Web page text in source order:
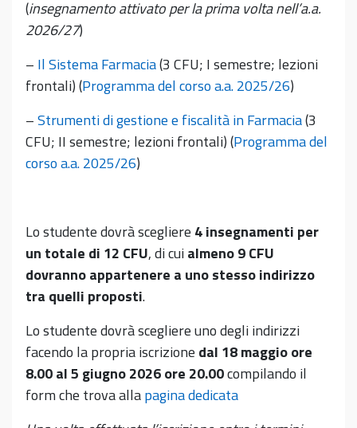
(insegnamento attivato per la prima volta nell’a.a.
2026/27)
– Il Sistema Farmacia(3 CFU; I semestre; lezioni
frontali) (Programma del corso a.a. 2025/26)
–Strumenti di gestione e fiscalità in Farmacia(3
CFU; II semestre; lezioni frontali) (Programma del
corso a.a. 2025/26)
Lo studente dovrà scegliere 4 insegnamenti per
un totale di 12 CFU, di cuialmeno 9 CFU
dovranno appartenere a uno stesso indirizzo
tra quelli proposti.
Lo studente dovrà scegliere uno degli indirizzi
facendo la propria iscrizione dal 18 maggio ore
8.00 al 5 giugno 2026 ore 20.00compilando il
form che trova allapagina dedicata